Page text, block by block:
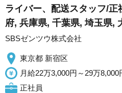
ライバー、配送スタッフ/
府, 兵庫県, 千葉県, 埼玉県,
SBSゼンツウ株式会社
東京都 新宿区
月給22万3,000円～29万8,000
正社員